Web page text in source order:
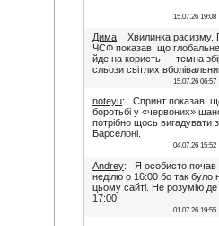
15.07.26 19:08
Дима: Хвилинка расизму.
ЧСФ показав, що глобальне
йде на користь — темна
сльози світлих
15.07.26 06:57
noteyu: Спринт показав,
боротьбі у «червоних»
потрібно щось вигадувати
Барселоні.
04.07.26 15:52
Andrey: Я особисто почав
неділю о 16:00 бо так було
цьому сайті. Не розумію
17:00
01.07.26 19:55